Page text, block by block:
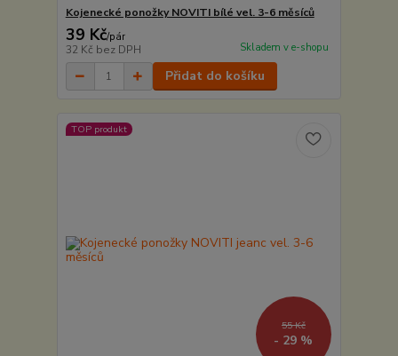
Kojenecké ponožky NOVITI bílé vel. 3-6 měsíců
39 Kč/pár
32 Kč bez DPH Skladem v e-shopu
Přidat do košíku
TOP produkt
55 Kč
- 29 %